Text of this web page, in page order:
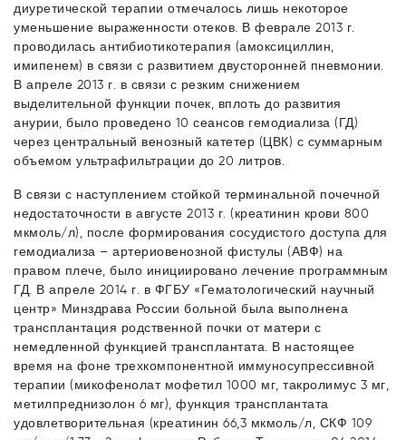
диуретической терапии отмечалось лишь некоторое
уменьшение выраженности отеков. В феврале 2013 г.
проводилась антибиотикотерапия (амоксициллин,
имипенем) в связи с развитием двусторонней пневмонии.
В апреле 2013 г. в связи с резким снижением
выделительной функции почек, вплоть до развития
анурии, было проведено 10 сеансов гемодиализа (ГД)
через центральный венозный катетер (ЦВК) с суммарным
объемом ультрафильтрации до 20 литров.
В связи с наступлением стойкой терминальной почечной
недостаточности в августе 2013 г. (креатинин крови 800
мкмоль/л), после формирования сосудистого доступа для
гемодиализа – артериовенозной фистулы (АВФ) на
правом плече, было инициировано лечение программным
ГД. В апреле 2014 г. в ФГБУ «Гематологический научный
центр» Минздрава России больной была выполнена
трансплантация родственной почки от матери с
немедленной функцией трансплантата. В настоящее
время на фоне трехкомпонентной иммуносупрессивной
терапии (микофенолат мофетил 1000 мг, такролимус 3 мг,
метилпреднизолон 6 мг), функция трансплантата
удовлетворительная (креатинин 66,3 мкмоль/л, СКФ 109